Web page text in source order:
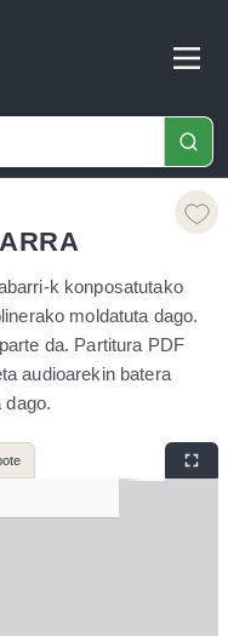
k konposatutako
moldatuta dago.
da. Partitura PDF
audioarekin batera
dago.